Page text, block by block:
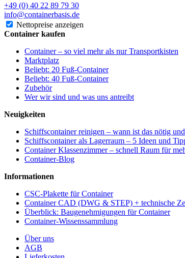
+49 (0) 40 22 89 79 30
info@containerbasis.de
Nettopreise anzeigen
Container kaufen
Container – so viel mehr als nur Transportkisten
Marktplatz
Beliebt: 20 Fuß-Container
Beliebt: 40 Fuß-Container
Zubehör
Wer wir sind und was uns antreibt
Neuigkeiten
Schiffscontainer reinigen – wann ist das nötig
Schiffscontainer als Lagerraum – 5 Ideen und
Container Klassenzimmer – schnell Raum für
Container-Blog
Informationen
CSC-Plakette für Container
Container CAD (DWG & STEP) + technische
Überblick: Baugenehmigungen für Container
Container-Wissenssammlung
Über uns
AGB